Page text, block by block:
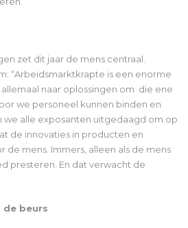
zet dit jaar de mens centraal.
“Arbeidsmarktkrapte is een enorme
naar oplossingen om die ene
we personeel kunnen binden en
we alle exposanten uitgedaagd om op
de innovaties in producten en
mens. Immers, alleen als de mens
presteren. En dat verwacht de
de beurs